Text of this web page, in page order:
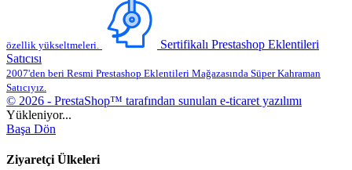
özellik yükseltmeleri.
Sertifikalı Prestashop Eklentileri
Satıcısı
2007'den beri Resmi Prestashop Eklentileri Mağazasında Süper Kahraman
Satıcıyız.
© 2026 - PrestaShop™ tarafından sunulan e-ticaret yazılımı
Yükleniyor...
Başa Dön
Ziyaretçi Ülkeleri